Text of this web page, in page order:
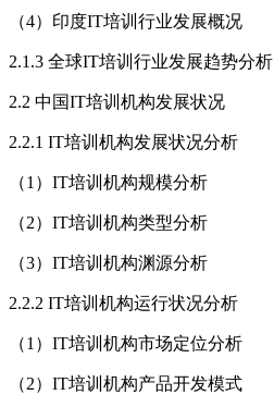
（4）印度IT培训行业发展概况
2.1.3 全球IT培训行业发展趋势分析
2.2 中国IT培训机构发展状况
2.2.1 IT培训机构发展状况分析
（1）IT培训机构规模分析
（2）IT培训机构类型分析
（3）IT培训机构渊源分析
2.2.2 IT培训机构运行状况分析
（1）IT培训机构市场定位分析
（2）IT培训机构产品开发模式